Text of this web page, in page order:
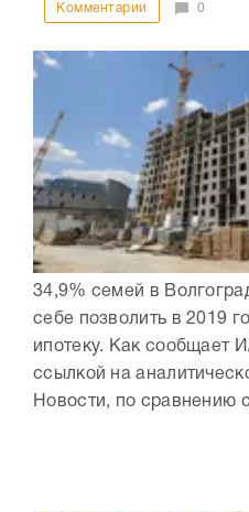
Комментарии 0
34,9% семей в
себе позволить в 2019
ипотеку. Как сообщает
ссылкой на
Новости, по сравнению